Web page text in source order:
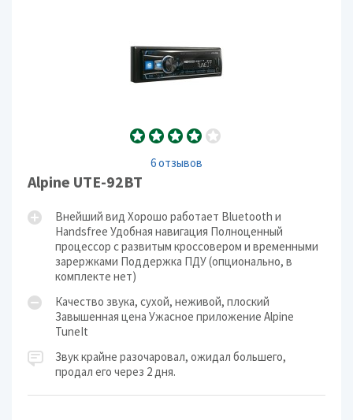
6 отзывов
Alpine UTE-92BT
Внейший вид Хорошо работает Bluetooth и
Handsfree Удобная навигация Полноценный
процессор с развитым кроссовером и временными
зарержками Поддержка ПДУ (опционально, в
комплекте нет)
Качество звука, сухой, неживой, плоский
Завышенная цена Ужасное приложение Alpine
TuneIt
Звук крайне разочаровал, ожидал большего,
продал его через 2 дня.